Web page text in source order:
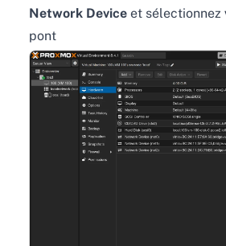
Network Device et sélectionnez
pont